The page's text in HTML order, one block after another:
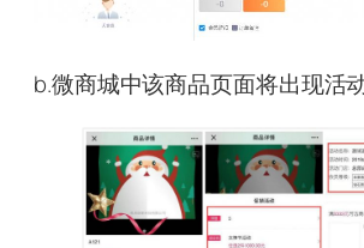
b.微商城中该商品页面将出现活